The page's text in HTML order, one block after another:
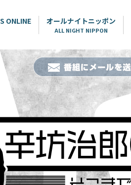
ONLINE オールナイトニッポン
ALL NIGHT NIPPON